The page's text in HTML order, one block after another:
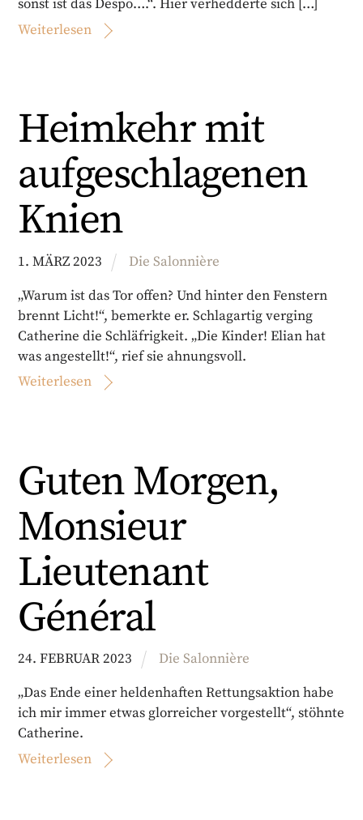
sonst ist das Despo….“. Hier verhedderte sich […]
Weiterlesen
Heimkehr mit
aufgeschlagenen
Knien
1.MÄRZ 2023
Die Salonnière
„Warum ist das Tor offen? Und hinter den Fenstern
brennt Licht!“, bemerkte er. Schlagartig verging
Catherine die Schläfrigkeit. „Die Kinder! Elian hat
was angestellt!“, rief sie ahnungsvoll.
Weiterlesen
Guten Morgen,
Monsieur
Lieutenant
Général
24.FEBRUAR 2023
Die Salonnière
„Das Ende einer heldenhaften Rettungsaktion habe
ich mir immer etwas glorreicher vorgestellt“, stöhnte
Catherine.
Weiterlesen